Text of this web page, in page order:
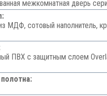
межкомнатная дверь
МДФ, сотовый наполнитель,
ПВХ с защитным слоем